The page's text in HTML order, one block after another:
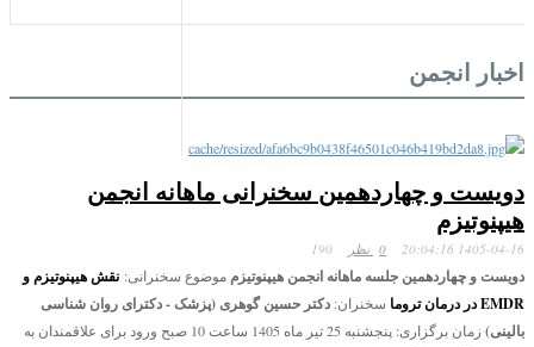
اخبار انجمن
دویست و چهاردهمین سخنرانی ماهانه انجمن
هیپنوتیزم
1405-04-16 20:04:16
190
دویست و چهاردهمین جلسه ماهانه انجمن هیپنوتیزمموضوع سخنرانی: نقش هیپنوتیزم و
EMDR در درمان تروما
سخنران:دکتر حسین گوهری (پزشک - دکترای روان شناسی
بالینی)
زمان برگزاری: پنجشنبه 25 تیر ماه 1405 ساعت 10 صبح ورود برای علاقمندان به